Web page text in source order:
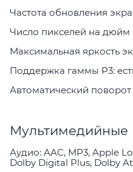
Частота обновления
Число пикселей на дюйм
Максимальная яркость
Поддержка гаммы P3:
Автоматический поворот
Мультимедийные
Аудио: AAC, MP3, Apple
Dolby Digital Plus, Dolby